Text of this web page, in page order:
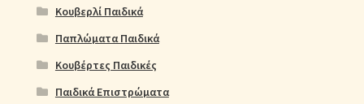
Κουβερλί Παιδικά
Παπλώματα Παιδικά
Κουβέρτες Παιδικές
Παιδικά Επιστρώματα